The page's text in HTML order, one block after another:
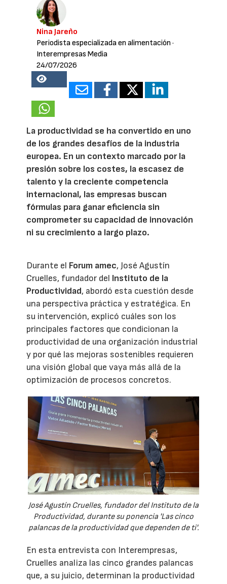
Nina Jareño
Periodista especializada en alimentación ·
Interempresas Media
24/07/2026
22680
La productividad se ha convertido en uno
de los grandes desafíos de la industria
europea. En un contexto marcado por la
presión sobre los costes, la escasez de
talento y la creciente competencia
internacional, las empresas buscan
fórmulas para ganar eficiencia sin
comprometer su capacidad de innovación
ni su crecimiento a largo plazo.
Durante el Forum amec, José Agustín
Cruelles, fundador del Instituto de la
Productividad, abordó esta cuestión desde
una perspectiva práctica y estratégica. En
su intervención, explicó cuáles son los
principales factores que condicionan la
productividad de una organización industrial
y por qué las mejoras sostenibles requieren
una visión global que vaya más allá de la
optimización de procesos concretos.
José Agustín Cruelles, fundador del Instituto de la
Productividad, durante su ponencia 'Las cinco
palancas de la productividad que dependen de ti'.
En esta entrevista con Interempresas,
Cruelles analiza las cinco grandes palancas
que, a su juicio, determinan la productividad